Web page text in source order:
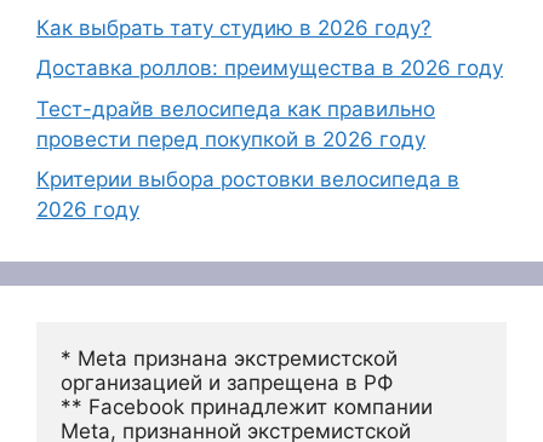
Как выбрать тату студию в 2026 году?
Доставка роллов: преимущества в 2026 году
Тест-драйв велосипеда как правильно
провести перед покупкой в 2026 году
Критерии выбора ростовки велосипеда в
2026 году
* Meta признана экстремистской
организацией и запрещена в РФ
** Facebook принадлежит компании
Meta, признанной экстремистской